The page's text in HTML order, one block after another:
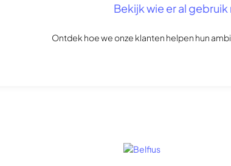
Bekijk wie er al
Ontdek hoe we onze klanten helpen hun